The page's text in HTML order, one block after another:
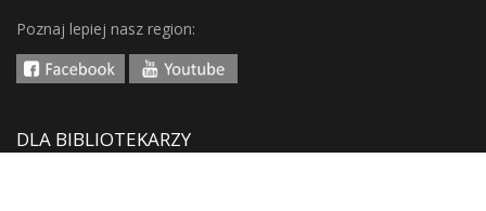
Poznaj lepiej nasz region:
DLA BIBLIOTEKARZY